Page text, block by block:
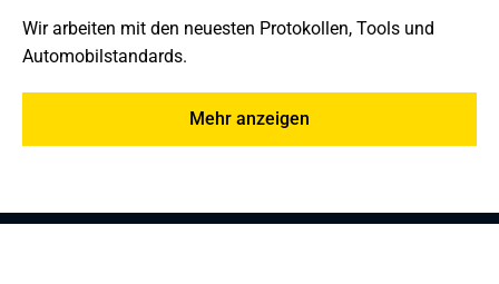
Wir arbeiten mit den neuesten Protokollen, Tools und
Automobilstandards.
Mehr anzeigen